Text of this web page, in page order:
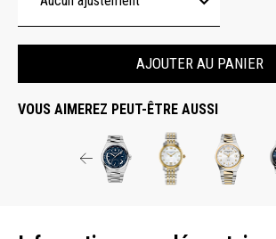
AJOUTER AU PANIER
VOUS AIMEREZ PEUT-ÊTRE AUSSI